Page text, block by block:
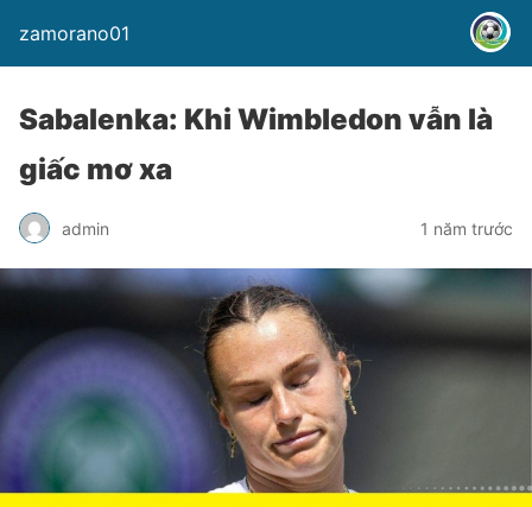
zamorano01
Sabalenka: Khi Wimbledon vẫn là
giấc mơ xa
admin 1 năm trước